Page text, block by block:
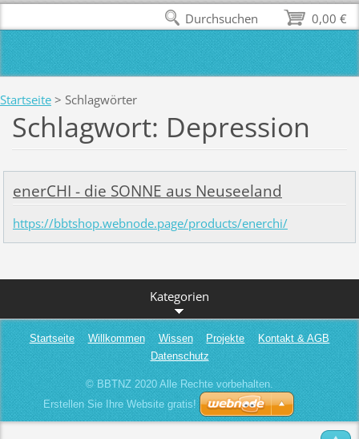
Startseite > Schlagwörter
Schlagwort: Depression
enerCHI - die SONNE aus Neuseeland
https://bbtshop.webnode.page/products/enerchi/
Kategorien
Startseite Willkommen Wissen Projekte
Kontakt & AGB
Datenschutz
© BBTNZ 2020 Alle Rechte vorbehalten.
Erstellen Sie Ihre Website gratis!
0,00 €
Durchsuchen